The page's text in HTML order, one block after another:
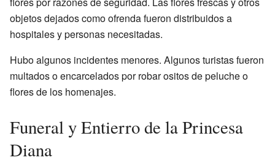
objetos dejados como ofrenda fueron distribuidos a
hospitales y personas necesitadas.
Hubo algunos incidentes menores. Algunos turistas fueron
multados o encarcelados por robar ositos de peluche o
flores de los homenajes.
Funeral y Entierro de la Princesa
Diana